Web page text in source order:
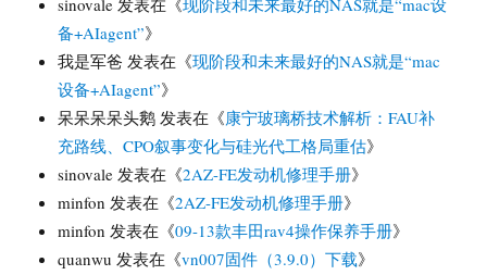
sinovale 发表在《现阶段和未来最好的NAS就是“mac设
备+AIagent”》
我是军爸 发表在《现阶段和未来最好的NAS就是“mac
设备+AIagent”》
呆呆呆呆头鹅 发表在《康宁玻璃桥技术解析：FAU补
充路线、CPO叙事变化与硅光代工格局重估》
sinovale 发表在《2AZ-FE发动机修理手册》
minfon 发表在《2AZ-FE发动机修理手册》
minfon 发表在《09-13款丰田rav4操作保养手册》
quanwu 发表在《vn007固件（3.9.0）下载》